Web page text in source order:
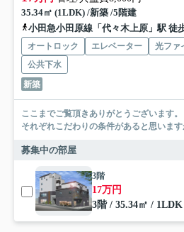
35.34㎡ (1LDK) /新築 /5階建
小田急小田原線「代々木上原」駅 徒
オートロック エレベーター 光ファ
公共下水
新築
ここまでご覧頂きありがとうございます。 お部屋探しの際には、皆さま
それぞれこだわりの条件があると思いま
募集中の部屋
3階
17万円
3階 / 35.34㎡ / 1LDK